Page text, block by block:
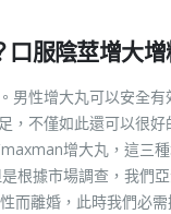
服陰莖增大
性增大丸可以安全
不僅如此還可以很
增大丸，這三
根據市場調查，我們
而離婚，此時我們必